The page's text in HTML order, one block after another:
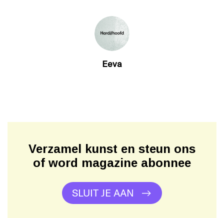
Eeva
Verzamel kunst en steun ons
of word magazine abonnee
SLUIT JE AAN